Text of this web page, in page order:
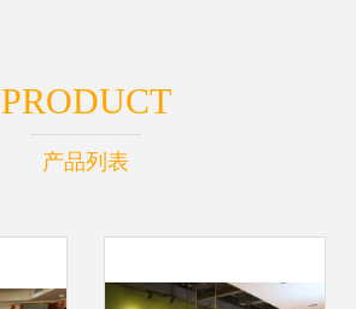
PRODUCT
产品列表